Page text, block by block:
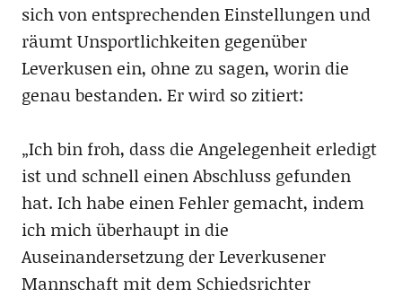
sich von entsprechenden Einstellungen und
räumt Unsportlichkeiten gegenüber
Leverkusen ein, ohne zu sagen, worin die
genau bestanden. Er wird so zitiert:
„Ich bin froh, dass die Angelegenheit erledigt
ist und schnell einen Abschluss gefunden
hat. Ich habe einen Fehler gemacht, indem
ich mich überhaupt in die
Auseinandersetzung der Leverkusener
Mannschaft mit dem Schiedsrichter